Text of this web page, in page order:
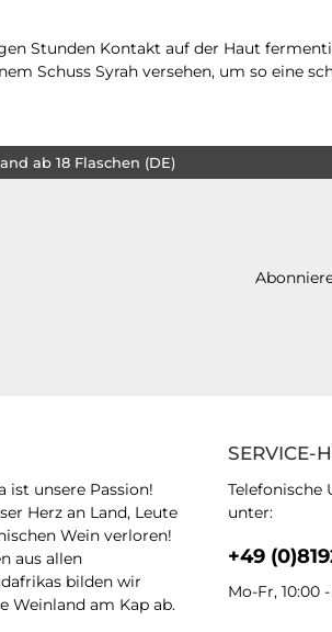
Stunden Kontakt auf der Haut
Schuss Syrah versehen, um so eine
ab 18 Flaschen (DE)
SERVICE-
Telefonische
unter:
+49
Mo-Fr, 10:00
ist unsere Passion!
Herz an Land, Leute
Wein verloren!
aus allen
bilden wir
Weinland am Kap ab.